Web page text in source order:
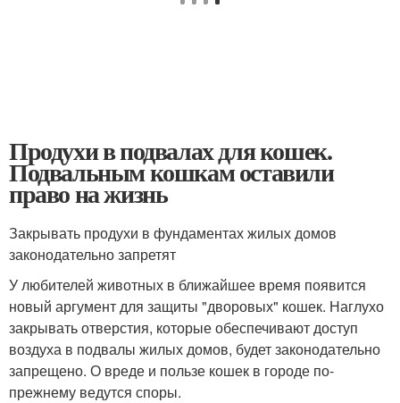
Продухи в подвалах для кошек.
Подвальным кошкам оставили
право на жизнь
Закрывать продухи в фундаментах жилых домов
законодательно запретят
У любителей животных в ближайшее время появится
новый аргумент для защиты "дворовых" кошек. Наглухо
закрывать отверстия, которые обеспечивают доступ
воздуха в подвалы жилых домов, будет законодательно
запрещено. О вреде и пользе кошек в городе по-
прежнему ведутся споры.